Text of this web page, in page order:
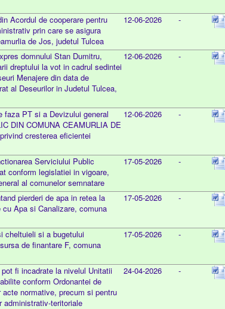
Acordul de cooperare pentru
prin care se asigura
de Jos, judetul Tulcea
12-06-2026 -
domnului Stan Dumitru,
dreptului la vot in cadrul sedintei
Menajere din data de
al Deseurilor in Judetul Tulcea,
12-06-2026 -
faza PT si a Devizului general
DIN COMUNA CEAMURLIA DE
cresterea eficientei
12-06-2026 -
Serviciului Public
conform legislatiei in vigoare,
al comunelor semnatare
17-05-2026 -
pierderi de apa in retea la
Apa si Canalizare, comuna
17-05-2026 -
cheltuieli si a bugetului
de finantare F, comuna
17-05-2026 -
fi incadrate la nivelul Unitatii
conform Ordonantei de
normative, precum si pentru
administrativ-teritoriale
24-04-2026 -